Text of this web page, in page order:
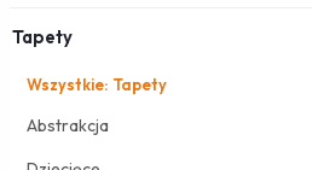
Tapety
Wszystkie: Tapety
Abstrakcja